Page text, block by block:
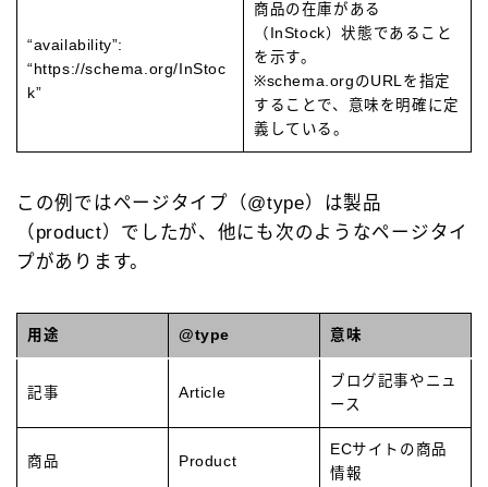
“availability”:
“https://schema.org/InStoc
k”
商品の在庫がある
（InStock）状態であること
を示す。
※schema.orgのURLを指定
することで、意味を明確に定
義している。
この例ではページタイプ（@type）は製品
（product）でしたが、他にも次のようなページタイ
プがあります。
用途 @type 意味
記事 Article
ブログ記事やニュ
ース
商品 Product
ECサイトの商品
情報